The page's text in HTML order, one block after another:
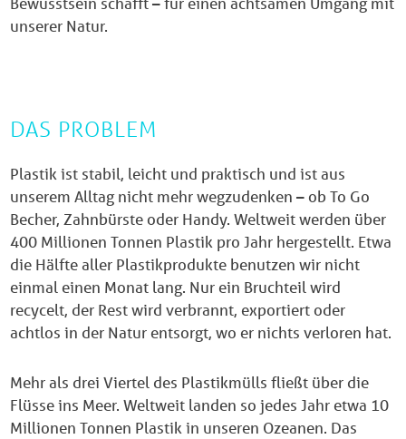
unserer Natur.
DAS PROBLEM
Plastik ist stabil, leicht und praktisch und ist aus
unserem Alltag nicht mehr wegzudenken – ob To Go
Becher, Zahnbürste oder Handy. Weltweit werden über
400 Millionen Tonnen Plastik pro Jahr hergestellt. Etwa
die Hälfte aller Plastikprodukte benutzen wir nicht
einmal einen Monat lang. Nur ein Bruchteil wird
recycelt, der Rest wird verbrannt, exportiert oder
achtlos in der Natur entsorgt, wo er nichts verloren hat.
Mehr als drei Viertel des Plastikmülls fließt über die
Flüsse ins Meer. Weltweit landen so jedes Jahr etwa 10
Millionen Tonnen Plastik in unseren Ozeanen. Das